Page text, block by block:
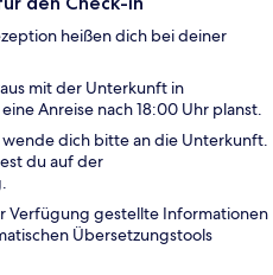
heißen dich bei deiner
mit der Unterkunft in
Anreise nach 18:00 Uhr planst.
wende dich bitte an die Unterkunft.
du auf der
Verfügung gestellte Informationen
Übersetzungstools